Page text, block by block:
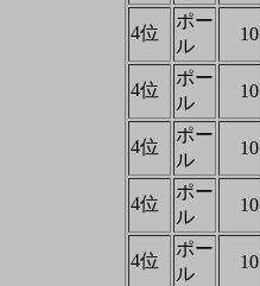
4位
ポー
ル
10
4位
ポー
ル
10
4位
ポー
ル
10
4位
ポー
ル
10
4位
ポー
ル
10